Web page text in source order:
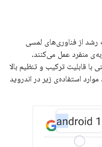
از فناوری‌های لمسی
منفرد عمل می‌کنند.
با قابلیت ترکیب و تنظیم بالا
استفاده‌ی زیر در اندروید